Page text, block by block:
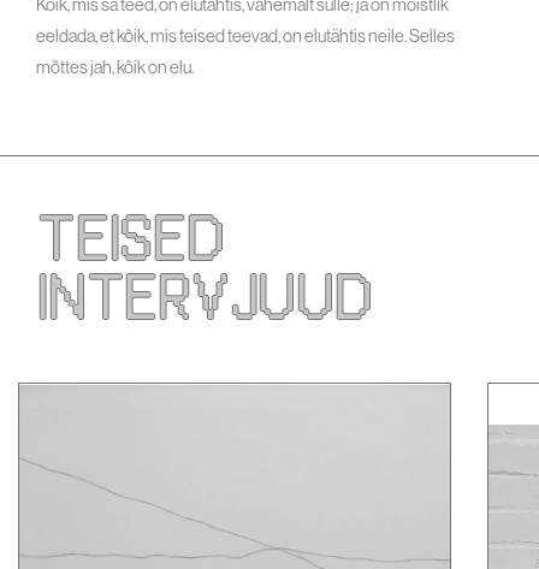
eeldada, et kõik, mis teised teevad, on elutähtis neile. Selles
mõttes jah, kõik on elu.
TEISED
INTERVJUUD